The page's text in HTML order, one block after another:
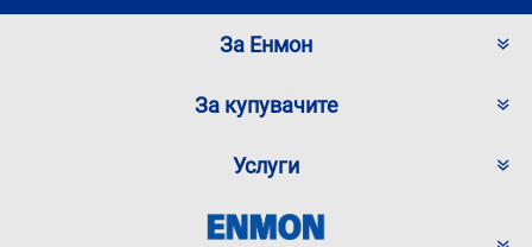
За Енмон
За купувачите
Услуги